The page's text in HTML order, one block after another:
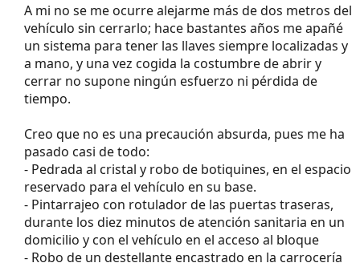
A mi no se me ocurre alejarme más de dos metros del
vehículo sin cerrarlo; hace bastantes años me apañé
un sistema para tener las llaves siempre localizadas y
a mano, y una vez cogida la costumbre de abrir y
cerrar no supone ningún esfuerzo ni pérdida de
tiempo.
Creo que no es una precaución absurda, pues me ha
pasado casi de todo:
- Pedrada al cristal y robo de botiquines, en el espacio
reservado para el vehículo en su base.
- Pintarrajeo con rotulador de las puertas traseras,
durante los diez minutos de atención sanitaria en un
domicilio y con el vehículo en el acceso al bloque
- Robo de un destellante encastrado en la carrocería